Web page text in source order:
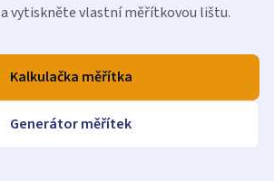
vytiskněte vlastní měřítkovou lištu.
Kalkulačka měřítka
Generátor měřítek